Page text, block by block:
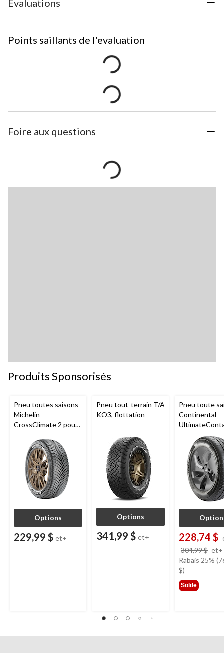
Évaluations
Points saillants de l'evaluation
Foire aux questions
Produits Sponsorisés
Pneu toutes saisons
Michelin
CrossClimate 2 pour
et multisegments
Options
229,99 $ et+
Pneu tout-terrain T/A
KO3, flottation
Options
341,99 $ et+
Pneu toute
Continental
pour
tourisme et
228,74 $
304,99 $ et+
Rabais 25%
$)
Solde